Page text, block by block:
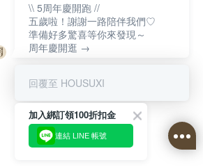
\\ 5周年慶開跑 //
五歲啦！謝謝一路陪伴我們♡
準備好多驚喜等你來發現～
周年慶開逛 →
回覆至 HOUSUXI
加入綁訂領100折扣金
連結 LINE 帳號